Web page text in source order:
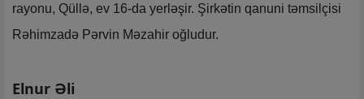
rayonu, Qüllə, ev 16-da yerləşir. Şirkətin qanuni təmsilçisi
Rəhimzadə Pərvin Məzahir oğludur.
Elnur Əli